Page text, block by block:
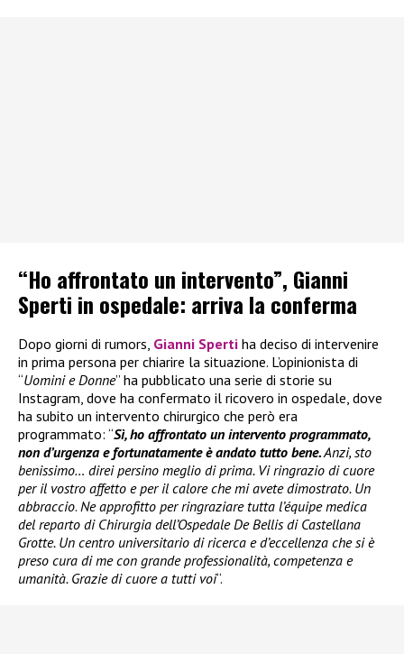
“Ho affrontato un intervento”, Gianni
Sperti in ospedale: arriva la conferma
Dopo giorni di rumors, Gianni Sperti ha deciso di intervenire
in prima persona per chiarire la situazione. L’opinionista di
“Uomini e Donne” ha pubblicato una serie di storie su
Instagram, dove ha confermato il ricovero in ospedale, dove
ha subito un intervento chirurgico che però era
programmato: “Sì, ho affrontato un intervento programmato,
non d’urgenza e fortunatamente è andato tutto bene.Anzi, sto
benissimo… direi persino meglio di prima. Vi ringrazio di cuore
per il vostro affetto e per il calore che mi avete dimostrato. Un
abbraccio. Ne approfitto per ringraziare tutta l’équipe medica
del reparto di Chirurgia dell’Ospedale De Bellis di Castellana
Grotte. Un centro universitario di ricerca e d’eccellenza che si è
preso cura di me con grande professionalità, competenza e
umanità. Grazie di cuore a tutti voi“.